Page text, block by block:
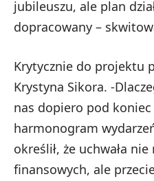
jubileuszu, ale plan
dopracowany –
Krytycznie do projektu
Krystyna Sikora. -
nas dopiero pod koniec
harmonogram
określił, że uchwała
finansowych, ale